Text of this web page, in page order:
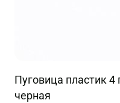
Пуговица пластик
черная